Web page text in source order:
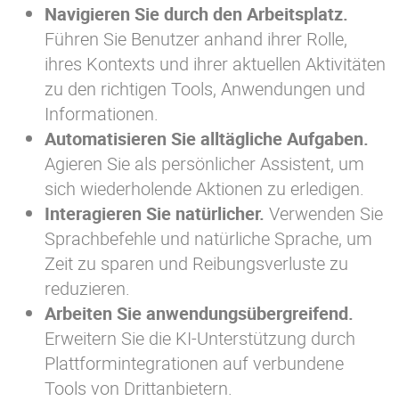
Navigieren Sie durch den Arbeitsplatz.
Führen Sie Benutzer anhand ihrer Rolle,
ihres Kontexts und ihrer aktuellen Aktivitäten
zu den richtigen Tools, Anwendungen und
Informationen.
Automatisieren Sie alltägliche Aufgaben.
Agieren Sie als persönlicher Assistent, um
sich wiederholende Aktionen zu erledigen.
Interagieren Sie natürlicher. Verwenden Sie
Sprachbefehle und natürliche Sprache, um
Zeit zu sparen und Reibungsverluste zu
reduzieren.
Arbeiten Sie anwendungsübergreifend.
Erweitern Sie die KI-Unterstützung durch
Plattformintegrationen auf verbundene
Tools von Drittanbietern.